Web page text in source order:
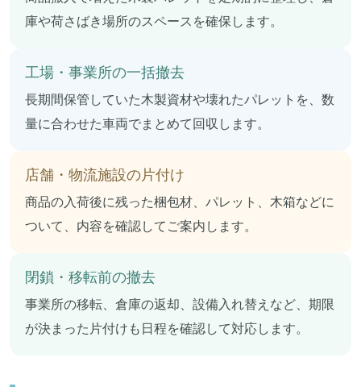
庫や荷さばき場所のスペースを確保します。
工場・事業所の一括撤去
長期間保管していた木製資材や壊れたパレットを、数
量に合わせた車両でまとめて回収します。
店舗・物流施設の片付け
商品の入荷後に残った梱包材、パレット、木箱などに
ついて、内容を確認してご案内します。
閉鎖・移転前の撤去
事業所の移転、倉庫の返却、設備入れ替えなど、期限
が決まった片付けも日程を確認して対応します。